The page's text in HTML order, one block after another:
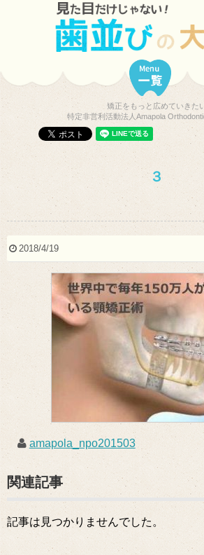
矯正をもっと広めていきた
特定非営利活動法人Amapola
３
2018/4/19
amapola_npo201503
関連記事
記事は見つかりませんでした。